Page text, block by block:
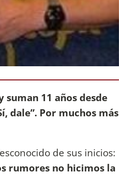
11 años desde
dale”. Por muchos más
de sus inicios:
rumores no hicimos la